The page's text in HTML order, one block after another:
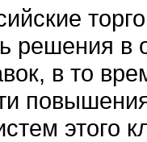
решения в
в то
этого